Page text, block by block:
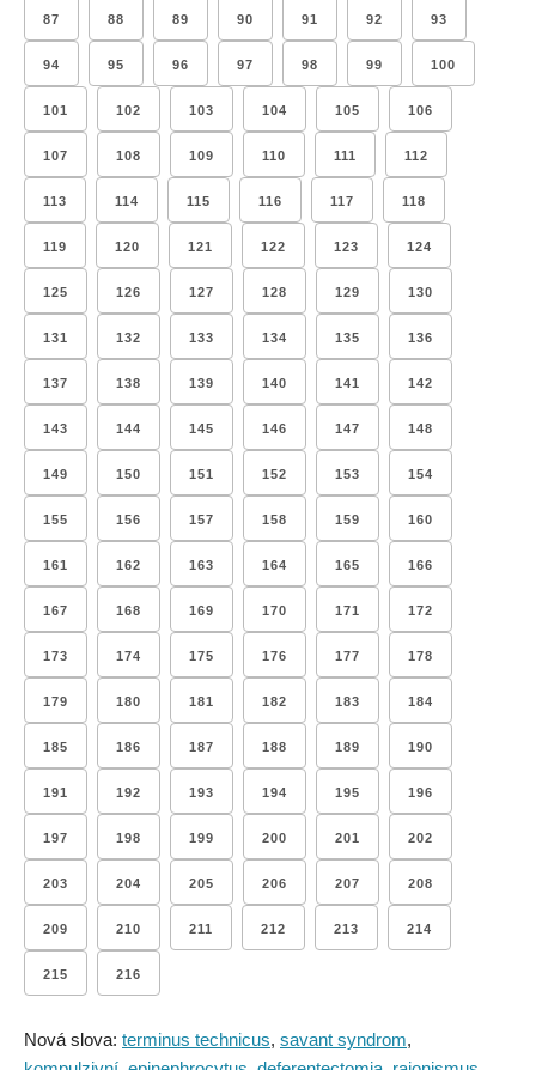
87 88 89 90 91 92 93
94 95 96 97 98 99 100
101 102 103 104 105 106
107 108 109 110 111 112
113 114 115 116 117 118
119 120 121 122 123 124
125 126 127 128 129 130
131 132 133 134 135 136
137 138 139 140 141 142
143 144 145 146 147 148
149 150 151 152 153 154
155 156 157 158 159 160
161 162 163 164 165 166
167 168 169 170 171 172
173 174 175 176 177 178
179 180 181 182 183 184
185 186 187 188 189 190
191 192 193 194 195 196
197 198 199 200 201 202
203 204 205 206 207 208
209 210 211 212 213 214
215 216
Nová slova: terminus technicus, savant syndrom,